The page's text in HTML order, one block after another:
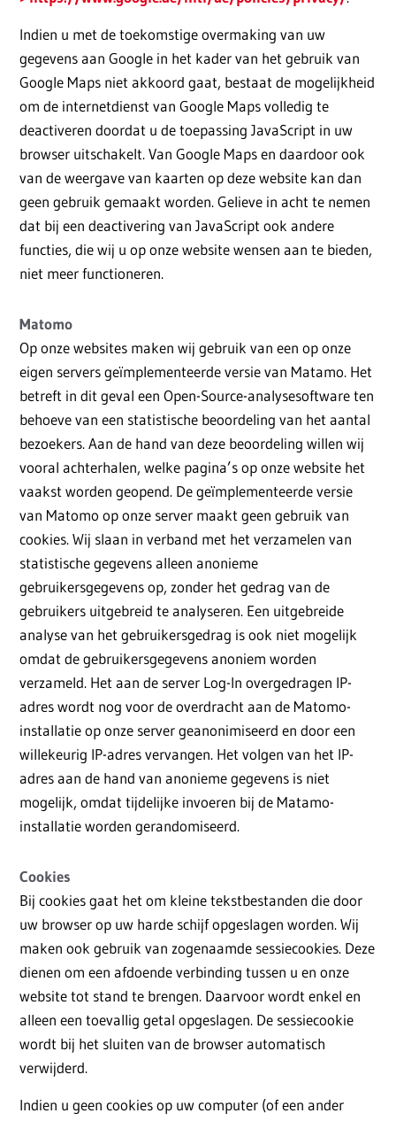
Indien u met de toekomstige overmaking van uw
gegevens aan Google in het kader van het gebruik van
Google Maps niet akkoord gaat, bestaat de mogelijkheid
om de internetdienst van Google Maps volledig te
deactiveren doordat u de toepassing JavaScript in uw
browser uitschakelt. Van Google Maps en daardoor ook
van de weergave van kaarten op deze website kan dan
geen gebruik gemaakt worden. Gelieve in acht te nemen
dat bij een deactivering van JavaScript ook andere
functies, die wij u op onze website wensen aan te bieden,
niet meer functioneren.
Matomo
Op onze websites maken wij gebruik van een op onze
eigen servers geïmplementeerde versie van Matamo. Het
betreft in dit geval een Open-Source-analysesoftware ten
behoeve van een statistische beoordeling van het aantal
bezoekers. Aan de hand van deze beoordeling willen wij
vooral achterhalen, welke pagina’s op onze website het
vaakst worden geopend. De geïmplementeerde versie
van Matomo op onze server maakt geen gebruik van
cookies. Wij slaan in verband met het verzamelen van
statistische gegevens alleen anonieme
gebruikersgegevens op, zonder het gedrag van de
gebruikers uitgebreid te analyseren. Een uitgebreide
analyse van het gebruikersgedrag is ook niet mogelijk
omdat de gebruikersgegevens anoniem worden
verzameld. Het aan de server Log-In overgedragen IP-
adres wordt nog voor de overdracht aan de Matomo-
installatie op onze server geanonimiseerd en door een
willekeurig IP-adres vervangen. Het volgen van het IP-
adres aan de hand van anonieme gegevens is niet
mogelijk, omdat tijdelijke invoeren bij de Matamo-
installatie worden gerandomiseerd.
Cookies
Bij cookies gaat het om kleine tekstbestanden die door
uw browser op uw harde schijf opgeslagen worden. Wij
maken ook gebruik van zogenaamde sessiecookies. Deze
dienen om een afdoende verbinding tussen u en onze
website tot stand te brengen. Daarvoor wordt enkel en
alleen een toevallig getal opgeslagen. De sessiecookie
wordt bij het sluiten van de browser automatisch
verwijderd.
Indien u geen cookies op uw computer (of een ander